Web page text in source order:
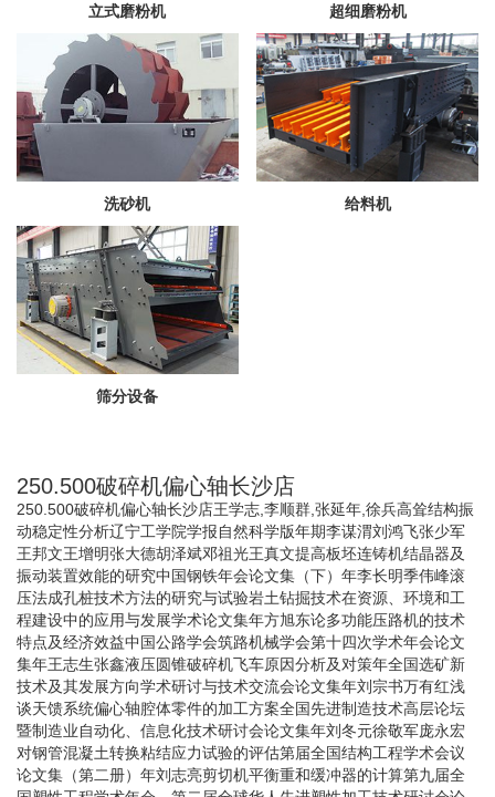
立式磨粉机 超细磨粉机
洗砂机 给料机
筛分设备
250.500破碎机偏心轴长沙店
250.500破碎机偏心轴长沙店王学志,李顺群,张延年,徐兵高耸结构振
动稳定性分析辽宁工学院学报自然科学版年期李谋渭刘鸿飞张少军
王邦文王增明张大德胡泽斌邓祖光王真文提高板坯连铸机结晶器及
振动装置效能的研究中国钢铁年会论文集（下）年李长明季伟峰滚
压法成孔桩技术方法的研究与试验岩土钻掘技术在资源、环境和工
程建设中的应用与发展学术论文集年方旭东论多功能压路机的技术
特点及经济效益中国公路学会筑路机械学会第十四次学术年会论文
集年王志生张鑫液压圆锥破碎机飞车原因分析及对策年全国选矿新
技术及其发展方向学术研讨与技术交流会论文集年刘宗书万有红浅
谈天馈系统偏心轴腔体零件的加工方案全国先进制造技术高层论坛
暨制造业自动化、信息化技术研讨会论文集年刘冬元徐敬军庞永宏
对钢管混凝土转换粘结应力试验的评估第届全国结构工程学术会议
论文集（第二册）年刘志亮剪切机平衡重和缓冲器的计算第九届全